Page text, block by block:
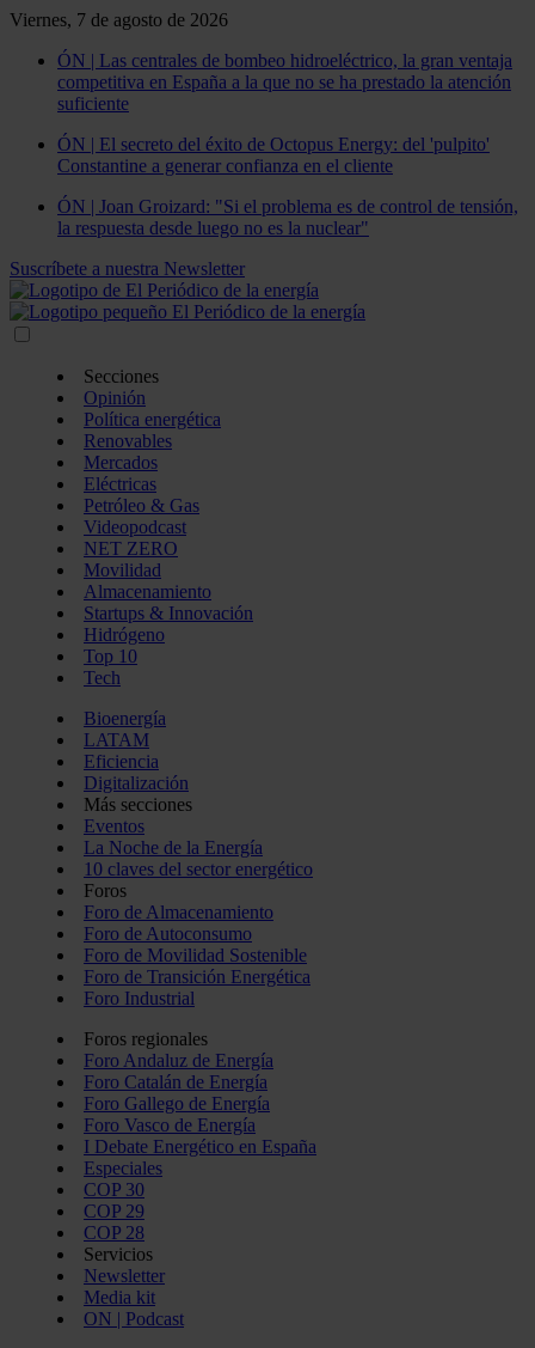
Viernes, 7 de agosto de 2026
ÓN | Las centrales de bombeo hidroeléctrico, la gran ventaja
competitiva en España a la que no se ha prestado la atención
suficiente
ÓN | El secreto del éxito de Octopus Energy: del 'pulpito'
Constantine a generar confianza en el cliente
ÓN | Joan Groizard: "Si el problema es de control de tensión,
la respuesta desde luego no es la nuclear"
Suscríbete a nuestra Newsletter
Secciones
Opinión
Política energética
Renovables
Mercados
Eléctricas
Petróleo & Gas
Videopodcast
NET ZERO
Movilidad
Almacenamiento
Startups & Innovación
Hidrógeno
Top 10
Tech
Bioenergía
LATAM
Eficiencia
Digitalización
Más secciones
Eventos
La Noche de la Energía
10 claves del sector energético
Foros
Foro de Almacenamiento
Foro de Autoconsumo
Foro de Movilidad Sostenible
Foro de Transición Energética
Foro Industrial
Foros regionales
Foro Andaluz de Energía
Foro Catalán de Energía
Foro Gallego de Energía
Foro Vasco de Energía
I Debate Energético en España
Especiales
COP 30
COP 29
COP 28
Servicios
Newsletter
Media kit
ON | Podcast